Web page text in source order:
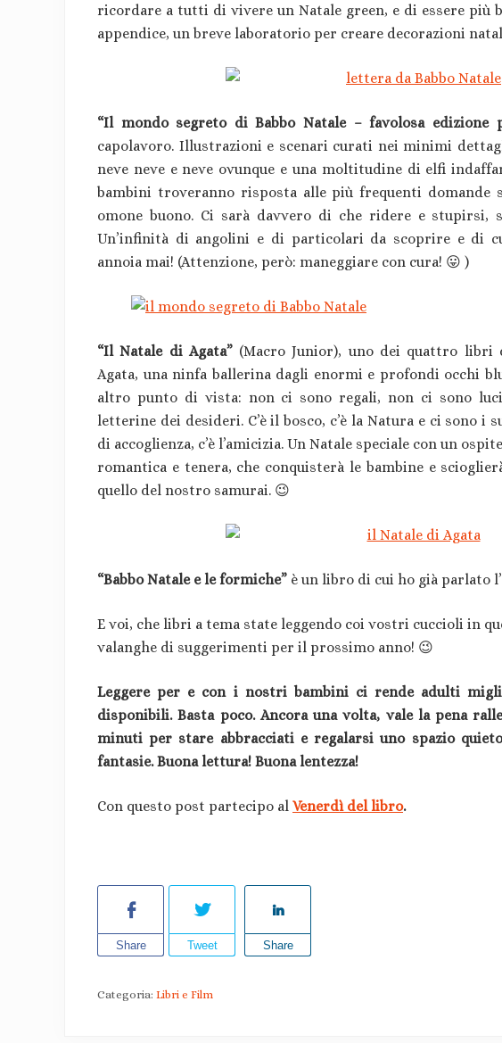
ricordare a tutti di vivere un Natale green, e di essere più
appendice, un breve laboratorio per creare decorazioni
“Il mondo segreto di Babbo Natale – favolosa edizione
capolavoro. Illustrazioni e scenari curati nei minimi
neve neve e neve ovunque e una moltitudine di elfi
bambini troveranno risposta alle più frequenti
omone buono. Ci sarà davvero di che ridere e
Un’infinità di angolini e di particolari da scoprire e di
annoia mai! (Attenzione, però: maneggiare con cura! 😛 )
“Il Natale di Agata”(Macro Junior), uno dei quattro libri
Agata, una ninfa ballerina dagli enormi e profondi occhi
altro punto di vista: non ci sono regali, non ci sono
letterine dei desideri. C’è il bosco, c’è la Natura e ci sono i
di accoglienza, c’è l’amicizia. Un Natale speciale con un
romantica e tenera, che conquisterà le bambine e
quello del nostro samurai. 😉
“Babbo Natale e le formiche” è un libro di cui ho già parlato
E voi, che libri a tema state leggendo coi vostri cuccioli in
valanghe di suggerimenti per il prossimo anno! 😉
Leggere per e con i nostri bambini ci rende adulti
disponibili. Basta poco. Ancora una volta, vale la pena
minuti per stare abbracciati e regalarsi uno spazio
fantasie. Buona lettura! Buona lentezza!
Con questo post partecipo al Venerdì del libro.
Share Tweet Share
Categoria: Libri e Film